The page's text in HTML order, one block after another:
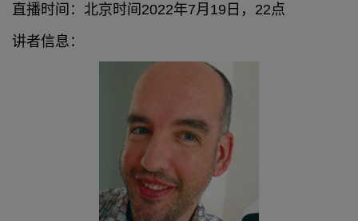
直播时间：北京时间2022年7月19日，22点
讲者信息：